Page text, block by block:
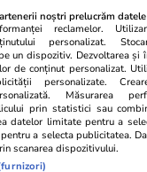
Romania. Toate
preferințe
noștri prelucrăm
reclamelor.
personalizat.
un dispozitiv. Dezvoltarea și
de conținut personalizat.
personalizate.
Măsurarea
prin statistici sau
datelor limitate pentru a
a selecta publicitatea.
scanarea dispozitivului.